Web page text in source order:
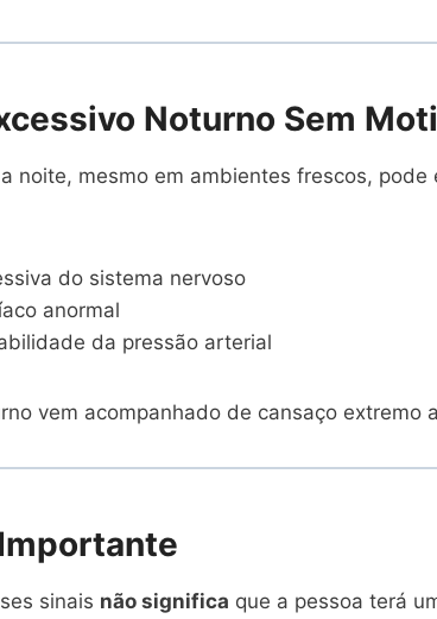
Noturno Sem
noite, mesmo em ambientes frescos, pode
do sistema nervoso
anormal
da pressão arterial
vem acompanhado de cansaço extremo
sinais não significa que a pessoa terá